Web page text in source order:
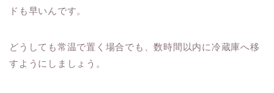
ドも早いんです。
どうしても常温で置く場合でも、数時間以内に冷蔵庫へ移
すようにしましょう。